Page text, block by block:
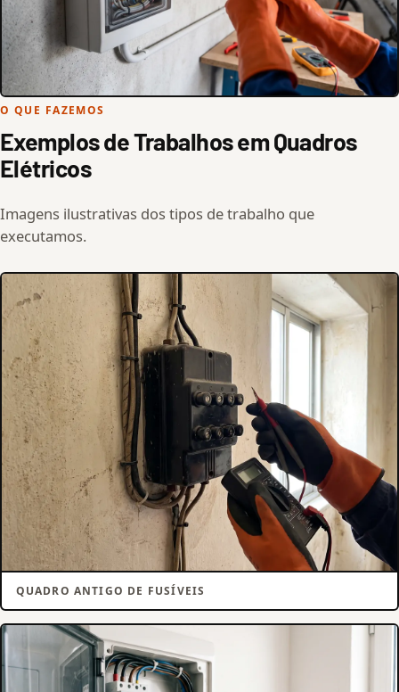
O QUE FAZEMOS
Exemplos de Trabalhos em Quadros
Elétricos
Imagens ilustrativas dos tipos de trabalho que
executamos.
QUADRO ANTIGO DE FUSÍVEIS